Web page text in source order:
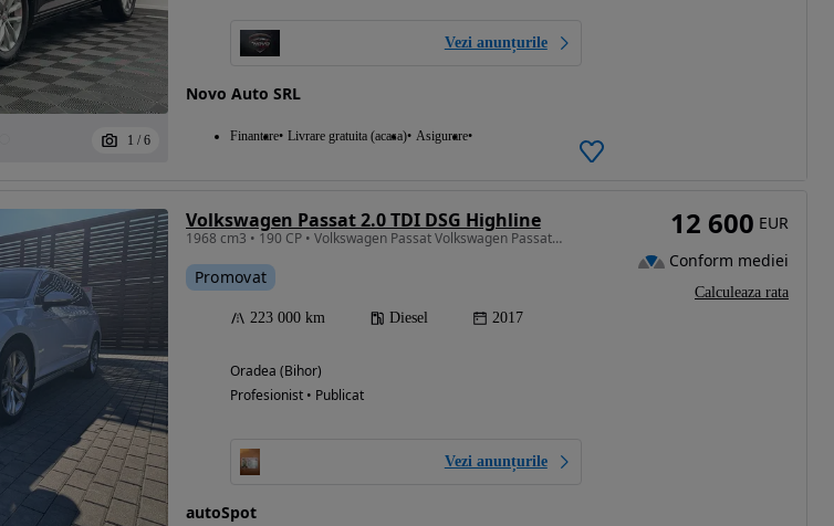
1 / 6
Vezi anunțurile
Novo Auto SRL
Finantare Livrare gratuita (acasa) Asigurare
Volkswagen Passat 2.0 TDI DSG Highline
1968 cm3 • 190 CP • Volkswagen Passat Volkswagen Passat Variant 2.0 TDI DSG (BlueMotion Te
Promovat
223 000 km Diesel 2017
Oradea (Bihor)
Profesionist • Publicat
Vezi anunțurile
autoSpot
12 600 EUR
Conform mediei
Calculeaza rata